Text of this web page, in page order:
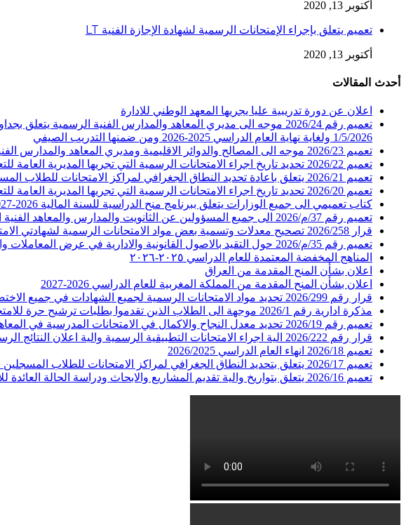
أكتوبر 13, 2020
تعميم يتعلق بإجراء الإمتحانات الرسمية لشهادة الإجازة الفنية LT
أكتوبر 13, 2020
أحدث المقالات
اعلان عن دورة تدريبية عليا يجريها المعهد الوطني للادارة
تعميم رقم 2026/24 موجه الى مديري المعاهد والمدارس الفنية
1/5/2026 ولغاية نهاية العام الدراسي 2025-2026 ومن ضمنها التدريب الصيفي
تعميم 2026/23 موجه الى المصالح والدوائر الاقليمية ومديري المعاهد والمدارس الفنية الرسمية في المديرية العامة للتعليم المهني والتقني يتعلق بارسال التقارير السنوية
تعميم 2026/22 تحديد تاريخ اجراء الامتحانات الرسمية التي تجريها المديرية العامة للتعليم المهني والتقني للعام 2026 الدورة الاولى
تعميم 2026/21 يتعلق باعادة تحديد النطاق الجغرافي لمراكز الامتحانات للطلاب المسجلين في عدد من المعاهد والمدارس الفنية الرسمية والخاصة
تعميم 2026/20 تحديد تاريخ اجراء الامتحانات الرسمية التي تجريها المديرية العامة للتعليم المهني والتقني للعام 2026 الدورة الاولى
كتاب تعميمي الى جميع الوزارات يتعلق ببرنامج منح الدراسية للسنة المالية 2026-2027 في الهند
تعميم رقم 37/م/2026 الى جميع المسؤولين عن الثانويت والمدارس والمعاهد الفنية الرسمية (حول المشاركة بحملة تبرع للصليب الاحمر اللبناني)
قرار 2026/258 تصحيح معدلات وتسمية بعض مواد الامتحانات الرسمية لشهادتي الامتياز الفني والتأهيلية الفنية التحضيرية في عدد من الاختصاصات لدورة عام 2026
تعميم رقم 35/م/2026 حول التقيد بالاصول القانونية والادارية في عرض المعاملات وابداء الرأي بشأنها
المناهج المخفضة المعتمدة للعام الدراسي ٢٠٢٥-٢٠٢٦
اعلان بشأن المنح المقدمة من العراق
اعلان بشأن المنح المقدمة من المملكة المغربية للعام الدراسي 2026-2027
قرار رقم 2026/299 تحديد مواد الامتحانات الرسمية لجميع الشهادات في جميع الاختصاصات لدورة عام 2026
مذكرة ادارية رقم 2026/1 موجهة الى الطلاب الذين تقدموا بطلبات ترشيح حرة للامتحانات الرسمية للعام 2026 الدورة الاولى
تعميم رقم 2026/19 تحديد معدل النجاح والاكمال في الامتحانات المدرسية في المعاهد والمدارس الرسمية والخاصة
قرار رقم 2026/222 الية اجراء الامتحانات التطبيقية الرسمية والية اعلان النتائج الرسمية لكل من شهادات الاجازة الفنية المشرف المهني البكالوريا الفنية :فنون التجميل-الحلقات الاولى الثانية والثالثة
تعميم 2026/18 انهاء العام الدراسي 2026/2025
تعميم 2026/17 يتعلق بتحديد النطاق الجغرافي لمراكز الامتحانات للطلاب المسجلين في المعاهد والمدارس الفنية الرسمية والخاصة الواقعة في مناطق غير امنة
تعميم 2026/16 يتعلق بتواريخ والية تقديم المشاريع والابحاث ودراسة الحالة العائدة للامتحانات الرسمية للعام 2026